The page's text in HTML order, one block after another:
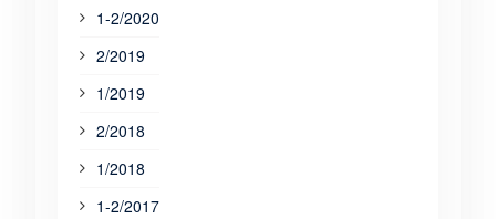
1-2/2020
2/2019
1/2019
2/2018
1/2018
1-2/2017